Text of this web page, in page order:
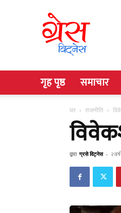
गृह पृष्ठ समाचार
घर राजनीति
द्वारा ग्रसे विट्नेस - २